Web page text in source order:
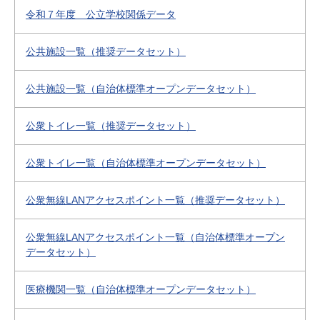
令和７年度 公立学校関係データ
公共施設一覧（推奨データセット）
公共施設一覧（自治体標準オープンデータセット）
公衆トイレ一覧（推奨データセット）
公衆トイレ一覧（自治体標準オープンデータセット）
公衆無線LANアクセスポイント一覧（推奨データセット）
公衆無線LANアクセスポイント一覧（自治体標準オープン
データセット）
医療機関一覧（自治体標準オープンデータセット）